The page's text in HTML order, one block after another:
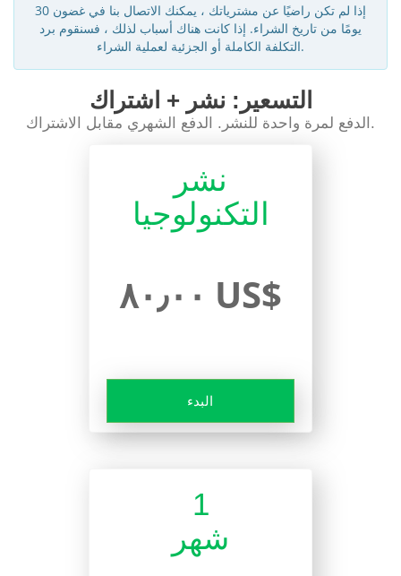
إذا لم تكن راضيًا عن مشترياتك ، يمكنك الاتصال بنا في غضون 30
يومًا من تاريخ الشراء. إذا كانت هناك أسباب لذلك ، فسنقوم برد
التكلفة الكاملة أو الجزئية لعملية الشراء.
التسعير: نشر + اشتراك
الدفع لمرة واحدة للنشر. الدفع الشهري مقابل الاشتراك.
نشر
التكنولوجيا
٨٠٫٠٠ US$
البدء
1
شهر